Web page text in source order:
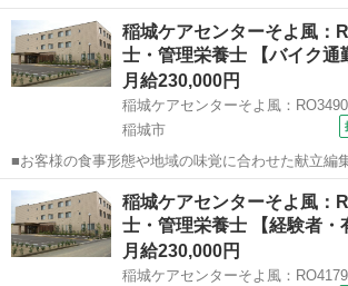
学館 ニチイケアセンター稲城 【勤務地】 東京都 稲城市 【アクセス】
稲城駅から徒歩2分 稲城駅/稲城長沼駅/京王よみうりラ
形態...
東京 稲城市 介護福祉士
稲城ケアセンターそよ風：
士・管理栄養士 【バイク通
月給230,000円
稲城ケアセンターそよ風：
稲城市
■お客様の食事形態や地域の味覚に合わせた献立編
庫管理、帳票作成、食材費の管理などを担当。調理
膳、厨房の衛生管理にも携わり、イベント食や行
も関われます。日々の食事を通じて、お客...
東京 稲城市 栄養士
稲城ケアセンターそよ風：
士・管理栄養士 【経験者
月給230,000円
稲城ケアセンターそよ風：